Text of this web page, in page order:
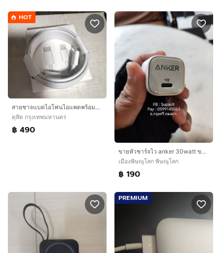
HOT
สายชาจแบตไอโฟนไอแพดพร้อมใช้ แท้จากศูนย์ ลดจาก890
ดุสิต กรุงเทพมหานคร
฿ 490
ขายหัวชาร์จไว anker 30watt ของแท้มือสอง เป็น USB type c
เมืองพิษณุโลก พิษณุโลก
฿ 190
PREMIUM